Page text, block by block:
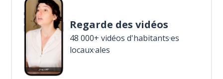
Regarde des vidéos
48 000+ vidéos d'habitants·es
locaux·ales